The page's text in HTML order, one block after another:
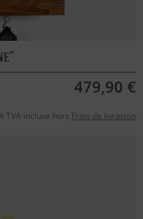
479,90 €
TVA incluse hors Frais de livraison